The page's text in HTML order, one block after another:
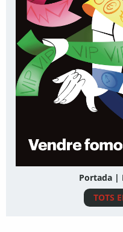
Portada |
TOTS